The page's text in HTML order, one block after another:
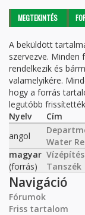
Elsődleges
MEGTEKINTÉS
A beküldött
szervezve.
rendelkezik és
valamelyikére.
hogy a forrás
legutóbb
Nyelv
Cím
angol
Water
magyar
(forrás)
Tanszék
Navigáció
Fórumok
Friss tartalom